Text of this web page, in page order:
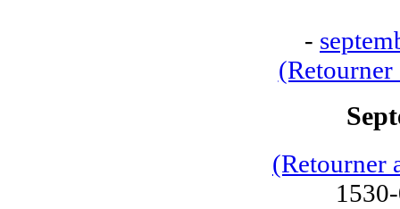
-
(Retourner
(Retourner